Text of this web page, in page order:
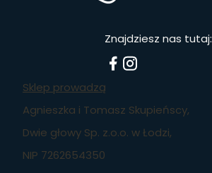
Znajdziesz nas tutaj:
Sklep prowadzą
Agnieszka i Tomasz Skupieńscy,
Dwie głowy Sp. z.o.o. w Łodzi,
NIP 7262654350